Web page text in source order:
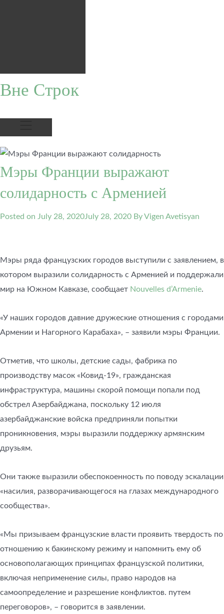
Вне Строк
Мэры Франции выражают
солидарность с Арменией
Posted on July 28, 2020July 28, 2020 By Vigen Avetisyan
Мэры ряда французских городов выступили с заявлением, в
котором выразили солидарность с Арменией и поддержали
мир на Южном Кавказе, сообщает Nouvelles d’Armenie.
«У наших городов давние дружеские отношения с городами
Армении и Нагорного Карабаха», – заявили мэры Франции.
Отметив, что школы, детские сады, фабрика по
производству масок «Ковид-19», гражданская
инфраструктура, машины скорой помощи попали под
обстрел Азербайджана, поскольку 12 июля
азербайджанские войска предприняли попытки
проникновения, мэры выразили поддержку армянским
друзьям.
Они также выразили обеспокоенность по поводу эскалации
«насилия, разворачивающегося на глазах международного
сообщества».
«Мы призываем французские власти проявить твердость по
отношению к бакинскому режиму и напомнить ему об
основополагающих принципах французской политики,
включая неприменение силы, право народов на
самоопределение и разрешение конфликтов. путем
переговоров», – говорится в заявлении.